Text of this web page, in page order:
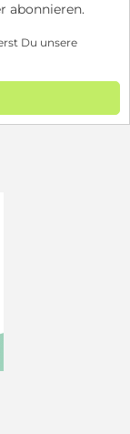
abonnieren.
Du unsere